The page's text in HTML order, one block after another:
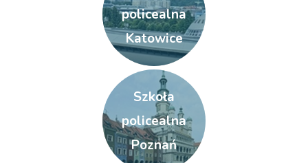
policealna
Katowice
Szkoła
policealna
Poznań